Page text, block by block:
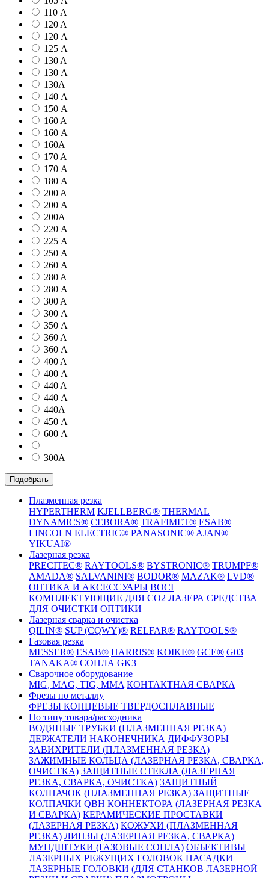
110 А
120 A
120 А
125 А
130 A
130 А
130А
140 А
150 А
160 A
160 А
160А
170 A
170 А
180 А
200 A
200 А
200А
220 А
225 А
250 А
260 А
280 A
280 А
300 A
300 А
350 А
360 A
360 А
400 A
400 А
440 A
440 А
440А
450 А
600 А
300А
Подобрать
Плазменная резка
HYPERTHERM KJELLBERG® THERMAL
DYNAMICS® CEBORA® TRAFIMET® ESAB®
LINCOLN ELECTRIC® PANASONIC® AJAN®
YIKUAI®
Лазерная резка
PRECITEC® RAYTOOLS® BYSTRONIC® TRUMPF®
AMADA® SALVANINI® BODOR® MAZAK® LVD®
ОПТИКА И АКСЕССУАРЫ BOCI
КОМПЛЕКТУЮЩИЕ ДЛЯ CO2 ЛАЗЕРА СРЕДСТВА
ДЛЯ ОЧИСТКИ ОПТИКИ
Лазерная сварка и очистка
QILIN® SUP (CQWY)® RELFAR® RAYTOOLS®
Газовая резка
MESSER® ESAB® HARRIS® KOIKE® GCE® G03
TANAKA® СОПЛА GK3
Сварочное оборудование
MIG, MAG, TIG, MMA КОНТАКТНАЯ СВАРКА
Фрезы по металлу
ФРЕЗЫ КОНЦЕВЫЕ ТВЕРДОСПЛАВНЫЕ
По типу товара/расходника
ВОДЯНЫЕ ТРУБКИ (ПЛАЗМЕННАЯ РЕЗКА)
ДЕРЖАТЕЛИ НАКОНЕЧНИКА ДИФФУЗОРЫ
ЗАВИХРИТЕЛИ (ПЛАЗМЕННАЯ РЕЗКА)
ЗАЖИМНЫЕ КОЛЬЦА (ЛАЗЕРНАЯ РЕЗКА, СВАРКА,
ОЧИСТКА) ЗАЩИТНЫЕ СТЕКЛА (ЛАЗЕРНАЯ
РЕЗКА, СВАРКА, ОЧИСТКА) ЗАЩИТНЫЙ
КОЛПАЧОК (ПЛАЗМЕННАЯ РЕЗКА) ЗАЩИТНЫЕ
КОЛПАЧКИ QBH КОННЕКТОРА (ЛАЗЕРНАЯ РЕЗКА
И СВАРКА) КЕРАМИЧЕСКИЕ ПРОСТАВКИ
(ЛАЗЕРНАЯ РЕЗКА) КОЖУХИ (ПЛАЗМЕННАЯ
РЕЗКА) ЛИНЗЫ (ЛАЗЕРНАЯ РЕЗКА, СВАРКА)
МУНДШТУКИ (ГАЗОВЫЕ СОПЛА) ОБЪЕКТИВЫ
ЛАЗЕРНЫХ РЕЖУЩИХ ГОЛОВОК НАСАДКИ
ЛАЗЕРНЫЕ ГОЛОВКИ (ДЛЯ СТАНКОВ ЛАЗЕРНОЙ